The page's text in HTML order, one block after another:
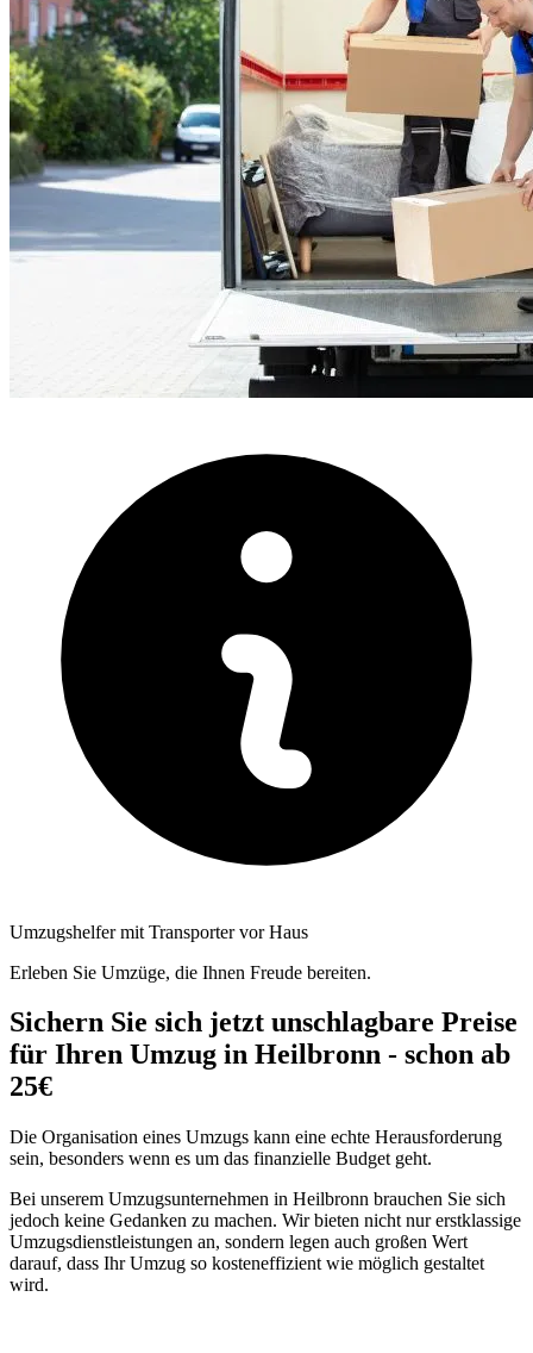
Umzugshelfer mit Transporter vor Haus
Erleben Sie Umzüge, die Ihnen Freude bereiten.
Sichern Sie sich jetzt unschlagbare Preise
für Ihren Umzug in Heilbronn - schon ab
25€
Die Organisation eines Umzugs kann eine echte Herausforderung
sein, besonders wenn es um das finanzielle Budget geht.
Bei unserem Umzugsunternehmen in Heilbronn brauchen Sie sich
jedoch keine Gedanken zu machen. Wir bieten nicht nur erstklassige
Umzugsdienstleistungen an, sondern legen auch großen Wert
darauf, dass Ihr Umzug so kosteneffizient wie möglich gestaltet
wird.